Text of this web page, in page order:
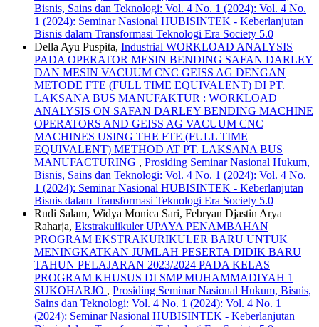
Bisnis, Sains dan Teknologi: Vol. 4 No. 1 (2024): Vol. 4 No.
1 (2024): Seminar Nasional HUBISINTEK - Keberlanjutan
Bisnis dalam Transformasi Teknologi Era Society 5.0
Della Ayu Puspita, Industrial WORKLOAD ANALYSIS
PADA OPERATOR MESIN BENDING SAFAN DARLEY
DAN MESIN VACUUM CNC GEISS AG DENGAN
METODE FTE (FULL TIME EQUIVALENT) DI PT.
LAKSANA BUS MANUFAKTUR : WORKLOAD
ANALYSIS ON SAFAN DARLEY BENDING MACHINE
OPERATORS AND GEISS AG VACUUM CNC
MACHINES USING THE FTE (FULL TIME
EQUIVALENT) METHOD AT PT. LAKSANA BUS
MANUFACTURING , Prosiding Seminar Nasional Hukum,
Bisnis, Sains dan Teknologi: Vol. 4 No. 1 (2024): Vol. 4 No.
1 (2024): Seminar Nasional HUBISINTEK - Keberlanjutan
Bisnis dalam Transformasi Teknologi Era Society 5.0
Rudi Salam, Widya Monica Sari, Febryan Djastin Arya
Raharja, Ekstrakulikuler UPAYA PENAMBAHAN
PROGRAM EKSTRAKURIKULER BARU UNTUK
MENINGKATKAN JUMLAH PESERTA DIDIK BARU
TAHUN PELAJARAN 2023/2024 PADA KELAS
PROGRAM KHUSUS DI SMP MUHAMMADIYAH 1
SUKOHARJO , Prosiding Seminar Nasional Hukum, Bisnis,
Sains dan Teknologi: Vol. 4 No. 1 (2024): Vol. 4 No. 1
(2024): Seminar Nasional HUBISINTEK - Keberlanjutan